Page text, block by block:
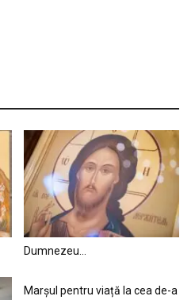
Dumnezeu…
Marșul pentru viață la cea de-a